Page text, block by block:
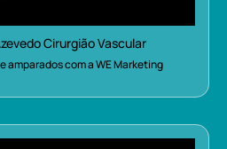
Cirurgião Vascular
amparados com a WE Marketing